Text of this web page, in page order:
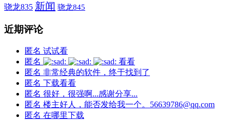
骁龙835 新闻 骁龙845
近期评论
匿名 试试看
匿名
看看
匿名 非常经典的软件，终于找到了
匿名 下载看看
匿名 很好，很强啊...感谢分享...
匿名 楼主好人，能否发给我一个。56639786@qq.com
匿名 在哪里下载